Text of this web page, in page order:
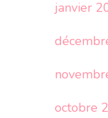
janvier
octobre